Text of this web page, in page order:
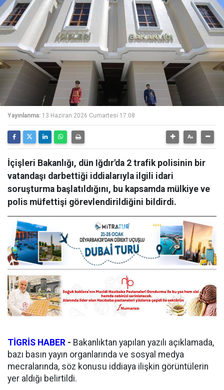
Yayınlanma: 13 Haziran 2026 Cumartesi 17:08
İçişleri Bakanlığı, dün Iğdır'da 2 trafik polisinin bir
vatandaşı darbettiği iddialarıyla ilgili idari
soruşturma başlatıldığını, bu kapsamda mülkiye ve
polis müfettişi görevlendirildiğini bildirdi.
TİGRİS HABER - Bakanlıktan yapılan yazılı açıklamada,
bazı basın yayın organlarında ve sosyal medya
mecralarında, söz konusu iddiaya ilişkin görüntülerin
yer aldığı belirtildi.